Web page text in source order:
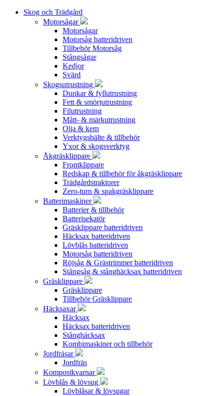
Skog och Trädgård
Motorsågar
Motorsågar
Motorsåg batteridriven
Tillbehör Motorsåg
Stångsågar
Kedjor
Svärd
Skogsutrustning
Dunkar & fyllutrustning
Fett & smörjutrustning
Filutrustning
Mått- & märkutrustning
Olja & kem
Verktygsbälte & tillbehör
Yxor & skogsverktyg
Åkgräsklippare
Frontklippare
Redskap & tillbehör för åkgräsklippare
Trädgårdstraktorer
Zero-turn & spakgräsklippare
Batterimaskiner
Batterier & tillbehör
Batterisekatör
Gräsklippare batteridriven
Häcksax batteridriven
Lövblås batteridriven
Motorsåg batteridriven
Röjsåg & Grästrimmer batteridriven
Stångsåg & stånghäcksax batteridriven
Gräsklippare
Gräsklippare
Tillbehör Gräsklippare
Häcksaxar
Häcksax
Häcksax batteridriven
Stånghäcksax
Kombimaskiner och tillbehör
Jordfräsar
Jordfräs
Kompostkvarnar
Lövblås & lövsug
Lövblåsar & lövsugar